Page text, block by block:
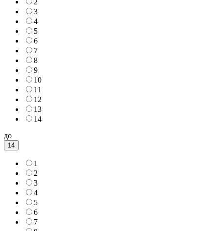
3
4
5
6
7
8
9
10
11
12
13
14
до
14
1
2
3
4
5
6
7